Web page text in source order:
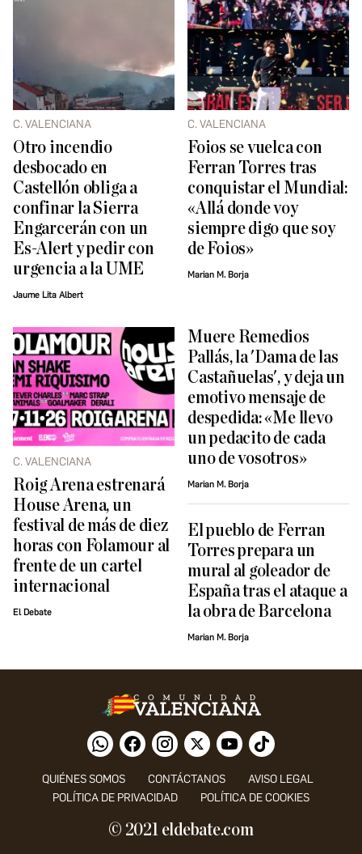
C. VALENCIANA
Otro incendio
desbocado en
Castellón obliga a
confinar la Sierra
Engarcerán con un
Es-Alert y pedir con
urgencia a la UME
Jaume Lita Albert
C. VALENCIANA
Foios se vuelca con
Ferran Torres tras
conquistar el Mundial:
«Allá donde voy
siempre digo que soy
de Foios»
Marian M. Borja
C. VALENCIANA
Roig Arena estrenará
House Arena, un
festival de más de diez
horas con Folamour al
frente de un cartel
internacional
El Debate
Muere Remedios
Pallás, la 'Dama de las
Castañuelas', y deja un
emotivo mensaje de
despedida: «Me llevo
un pedacito de cada
uno de vosotros»
Marian M. Borja
El pueblo de Ferran
Torres prepara un
mural al goleador de
España tras el ataque a
la obra de Barcelona
Marian M. Borja
QUIÉNES SOMOS CONTÁCTANOS
AVISO LEGAL
POLÍTICA DE PRIVACIDAD
POLÍTICA DE COOKIES
© 2021 eldebate.com